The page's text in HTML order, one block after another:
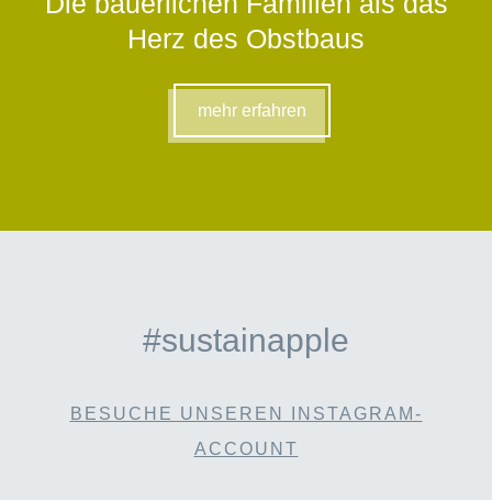
Herz des Obstbaus
mehr erfahren
#sustainapple
BESUCHE UNSEREN INSTAGRAM-
ACCOUNT